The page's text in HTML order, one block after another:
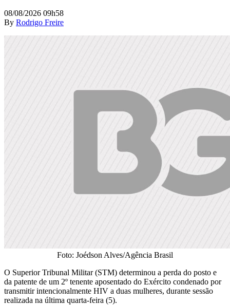
08/08/2026 09h58
By Rodrigo Freire
Foto: Joédson Alves/Agência Brasil
O Superior Tribunal Militar (STM) determinou a perda do posto e
da patente de um 2º tenente aposentado do Exército condenado por
transmitir intencionalmente HIV a duas mulheres, durante sessão
realizada na última quarta-feira (5).